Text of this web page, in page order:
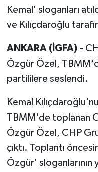
Kemal' sloganları
ve Kılıçdaroğlu
ANKARA (İGFA) -
Özgür Özel,
partililere seslendi.
Kemal
TBMM'de toplanan
Özgür Özel, CHP
çıktı. Toplantı
Özgür' sloganlarının